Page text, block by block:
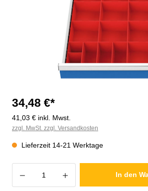
34,48 €*
41,03 € inkl. Mwst.
zzgl. MwSt. zzgl. Versandkosten
Lieferzeit 14-21 Werktage
Produkt Anzahl: Gib den
In den